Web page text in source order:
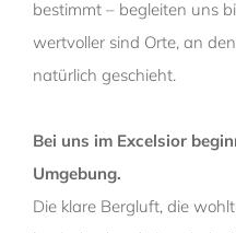
bestimmt – begleiten uns
wertvoller sind Orte, an
natürlich geschieht.
Bei uns im Excelsior
Umgebung.
Die klare Bergluft, die